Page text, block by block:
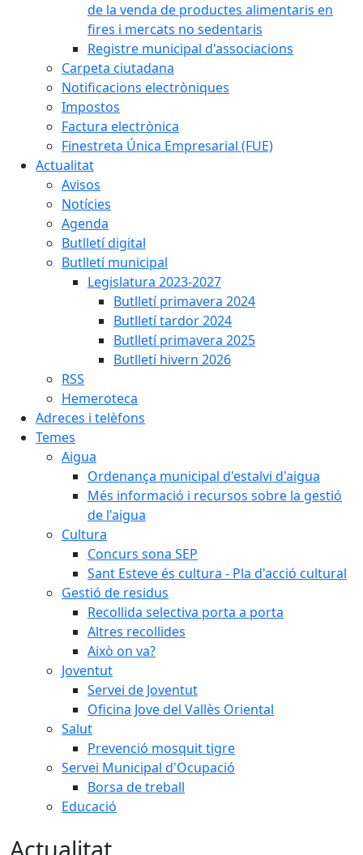
de la venda de productes alimentaris en
fires i mercats no sedentaris
Registre municipal d'associacions
Carpeta ciutadana
Notificacions electròniques
Impostos
Factura electrònica
Finestreta Única Empresarial (FUE)
Actualitat
Avisos
Notícies
Agenda
Butlletí digital
Butlletí municipal
Legislatura 2023-2027
Butlletí primavera 2024
Butlletí tardor 2024
Butlletí primavera 2025
Butlletí hivern 2026
RSS
Hemeroteca
Adreces i telèfons
Temes
Aigua
Ordenança municipal d'estalvi d'aigua
Més informació i recursos sobre la gestió
de l'aigua
Cultura
Concurs sona SEP
Sant Esteve és cultura - Pla d'acció cultural
Gestió de residus
Recollida selectiva porta a porta
Altres recollides
Això on va?
Joventut
Servei de Joventut
Oficina Jove del Vallès Oriental
Salut
Prevenció mosquit tigre
Servei Municipal d'Ocupació
Borsa de treball
Educació